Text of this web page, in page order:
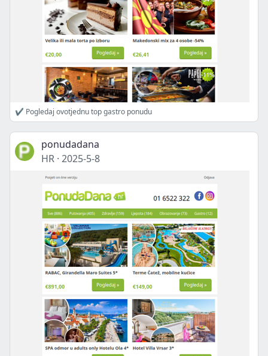
✔ Pogledaj ovotjednu top gastro ponudu
ponudadana
HR · 2025-5-8